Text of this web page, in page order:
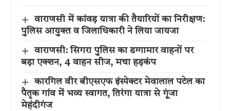
वाराणसी में कांवड़ यात्रा की तैयारियों का निरीक्षण:
पुलिस आयुक्त व जिलाधिकारी ने लिया जायजा
वाराणसी: सिगरा पुलिस का डग्गामार वाहनों पर
बड़ा एक्शन, 4 वाहन सीज, मचा हड़कंप
कारगिल वीर बीएसएफ इंस्पेक्टर मेवालाल पटेल का
पैतृक गांव में भव्य स्वागत, तिरंगा यात्रा से गूंजा
मेहंदीगंज